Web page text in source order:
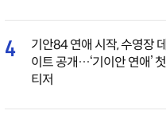
4
기안84 연애 시작, 수영장 데
이트 공개…‘기이안 연애’ 첫
티저